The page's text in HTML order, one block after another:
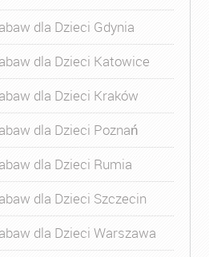
dla Dzieci Gdynia
dla Dzieci Katowice
dla Dzieci Kraków
dla Dzieci Poznań
dla Dzieci Rumia
dla Dzieci Szczecin
dla Dzieci Warszawa